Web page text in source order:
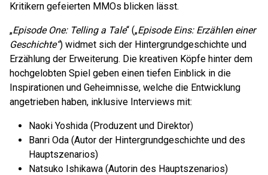
Kritikern gefeierten MMOs blicken lässt.
„Episode One: Telling a Tale“ („Episode Eins: Erzählen einer
Geschichte“) widmet sich der Hintergrundgeschichte und
Erzählung der Erweiterung. Die kreativen Köpfe hinter dem
hochgelobten Spiel geben einen tiefen Einblick in die
Inspirationen und Geheimnisse, welche die Entwicklung
angetrieben haben, inklusive Interviews mit:
Naoki Yoshida (Produzent und Direktor)
Banri Oda (Autor der Hintergrundgeschichte und des
Hauptszenarios)
Natsuko Ishikawa (Autorin des Hauptszenarios)